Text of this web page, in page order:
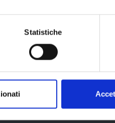
Statistiche